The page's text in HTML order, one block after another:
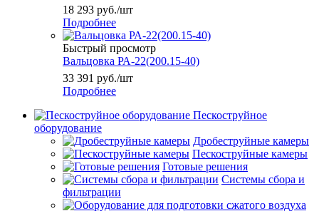
18 293 руб./шт
Подробнее
Быстрый просмотр
Вальцовка РА-22(200.15-40)
33 391 руб./шт
Подробнее
Пескоструйное
оборудование
Дробеструйные камеры
Пескоструйные камеры
Готовые решения
Системы сбора и
фильтрации